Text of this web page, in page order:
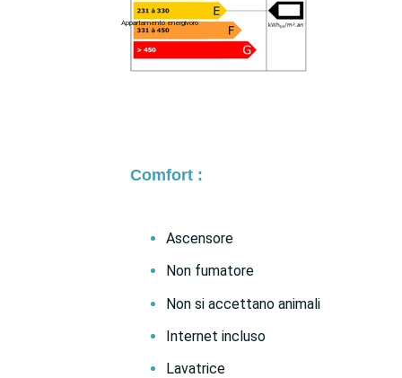
Appartamento energivoro
Comfort :
Ascensore
Non fumatore
Non si accettano animali
Internet incluso
Lavatrice